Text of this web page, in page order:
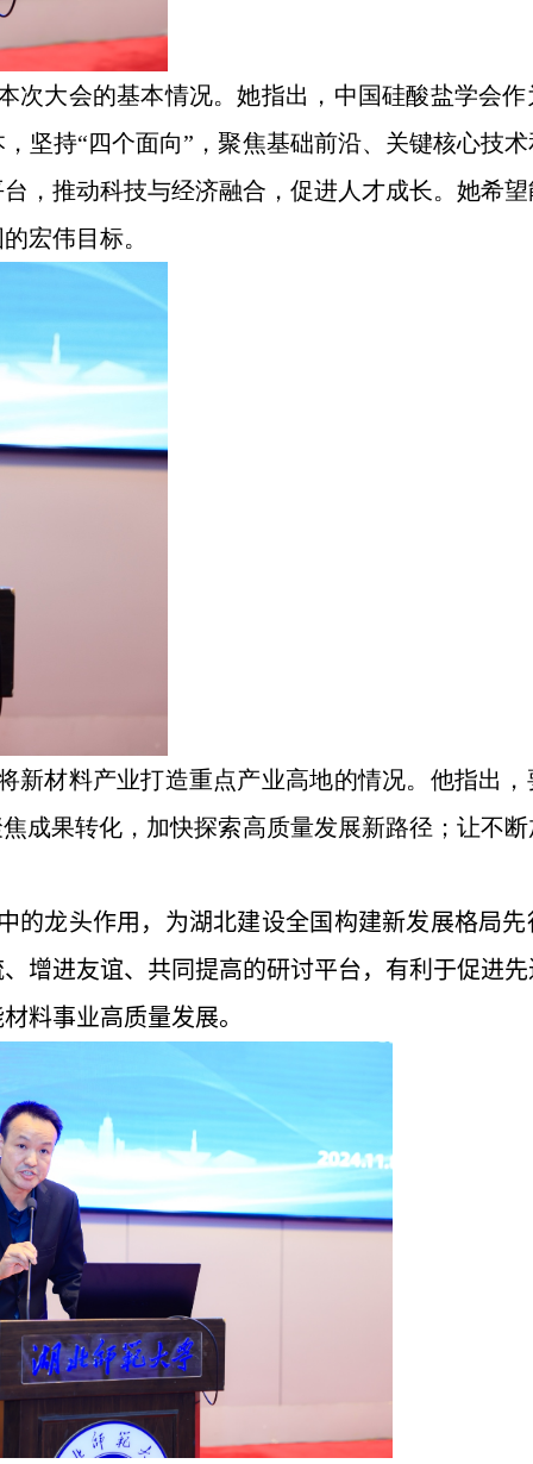
次大会的基本情况。她指出，中国硅酸盐学会
坚持“四个面向”，聚焦基础前沿、关键核心技
，推动科技与经济融合，促进人才成长。她希
宏伟目标。
材料产业打造重点产业高地的情况。他指出
成果转化，加快探索高质量发展新路径；让不
的龙头作用，为湖北建设全国构建新发展格局
增进友谊、共同提高的研讨平台，有利于促进
料事业高质量发展。